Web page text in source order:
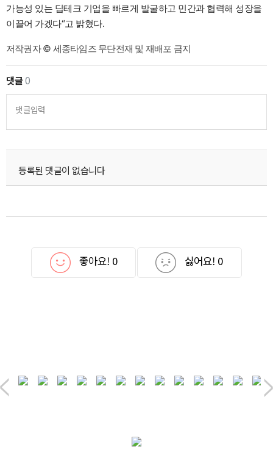
가능성 있는 딥테크 기업을 빠르게 발굴하고 민간과 협력해 성장을
이끌어 가겠다“고 밝혔다.
저작권자 © 세종타임즈 무단전재 및 재배포 금지
댓글0
댓글입력
등록된 댓글이 없습니다
좋아요! 0 싫어요! 0